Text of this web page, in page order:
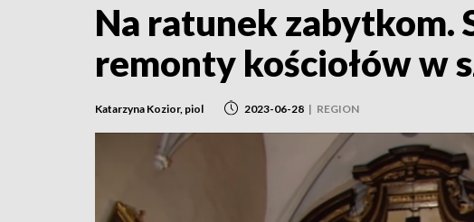
Na ratunek
remonty kościołów w
Katarzyna Kozior, piol 2023-06-28 | REGION